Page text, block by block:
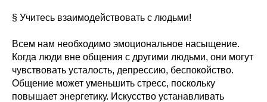
§ Учитесь взаимодействовать с людьми!
Всем нам необходимо эмоциональное насыщение.
Когда люди вне общения с другими людьми, они могут
чувствовать усталость, депрессию, беспокойство.
Общение может уменьшить стресс, поскольку
повышает энергетику. Искусство устанавливать